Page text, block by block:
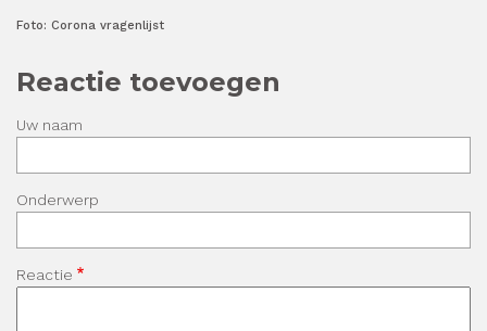
Foto: Corona vragenlijst
Reactie toevoegen
Uw naam
Onderwerp
Reactie